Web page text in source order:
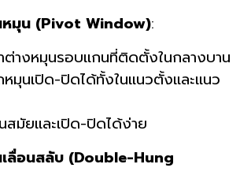
หมุน (Pivot Window):
ต่างหมุนรอบแกนที่ติดตั้งในกลางบาน
หมุนเปิด-ปิดได้ทั้งในแนวตั้งและแนว
สมัยและเปิด-ปิดได้ง่าย
เลื่อนสลับ (Double-Hung